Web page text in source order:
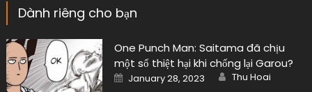
Dành riêng cho bạn
One Punch Man: Saitama đã chịu
một số thiệt hại khi chống lại Garou?
Posted
on
January 28, 2023 Author
Thu Hoai